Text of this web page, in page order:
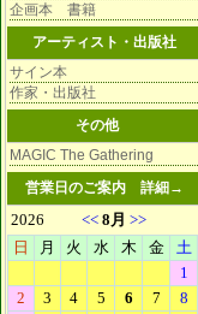
企画本 書籍
アーティスト・出版社
サイン本
作家・出版社
その他
MAGIC The Gathering
営業日のご案内 詳細→